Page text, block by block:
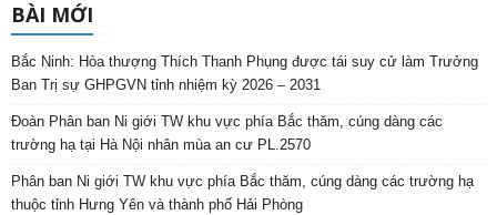
BÀI MỚI
Bắc Ninh: Hòa thượng Thích Thanh Phụng được tái suy cử làm Trưởng
Ban Trị sự GHPGVN tỉnh nhiệm kỳ 2026 – 2031
Đoàn Phân ban Ni giới TW khu vực phía Bắc thăm, cúng dàng các
trường hạ tại Hà Nội nhân mùa an cư PL.2570
Phân ban Ni giới TW khu vực phía Bắc thăm, cúng dàng các trường hạ
thuộc tỉnh Hưng Yên và thành phố Hải Phòng